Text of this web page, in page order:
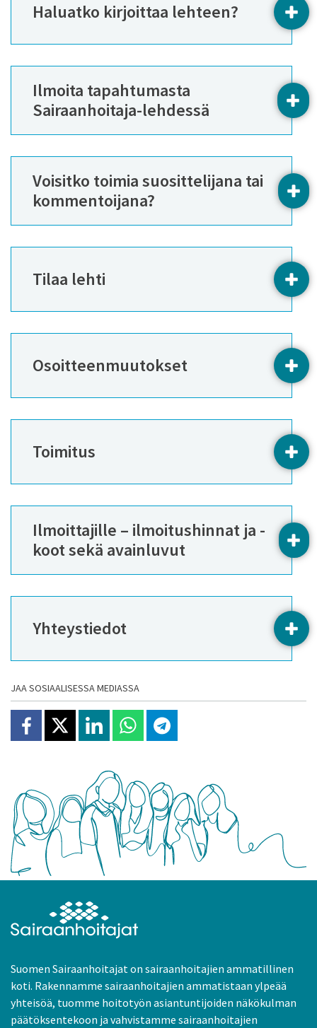
Haluatko kirjoittaa lehteen?
Ilmoita tapahtumasta
Sairaanhoitaja-lehdessä
Voisitko toimia suosittelijana tai
kommentoijana?
Tilaa lehti
Osoitteenmuutokset
Toimitus
Ilmoittajille – ilmoitushinnat ja -
koot sekä avainluvut
Yhteystiedot
JAA SOSIAALISESSA MEDIASSA
Jaa Facebookissa
Jaa X:ssäJaa Linkedinissä
Jaa Whatsappissa
Jaa Telegramissa
Suomen Sairaanhoitajat on sairaanhoitajien ammatillinen
koti. Rakennamme sairaanhoitajien ammatistaan ylpeää
yhteisöä, tuomme hoitotyön asiantuntijoiden näkökulman
päätöksentekoon ja vahvistamme sairaanhoitajien